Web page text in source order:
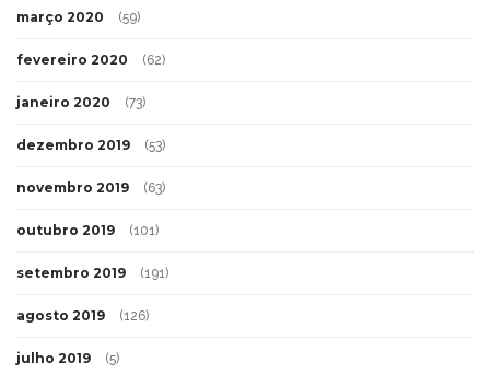
março 2020 (59)
fevereiro 2020 (62)
janeiro 2020 (73)
dezembro 2019 (53)
novembro 2019 (63)
outubro 2019 (101)
setembro 2019 (191)
agosto 2019 (126)
julho 2019 (5)